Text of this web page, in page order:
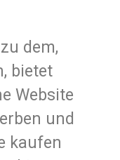
dem,
bietet
Website
und
kaufen